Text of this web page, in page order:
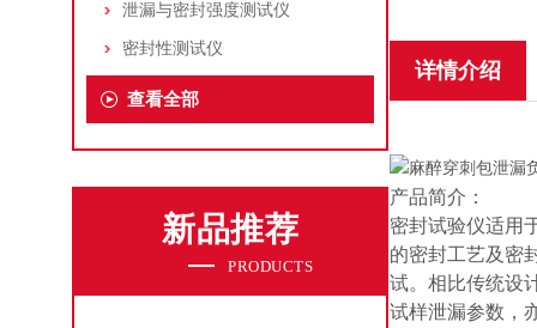
泄漏与密封强度测试仪
密封性测试仪
查看全部
新品推荐
PRODUCTS
详情介绍
产品简介：
密封试验仪适用
的密封工艺及密
试。相比传统设
试样泄漏参数，